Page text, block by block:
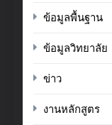
ข้อมูลพื้นฐาน
ข้อมูลวิทยาลัย
ข่าว
งานหลักสูตร